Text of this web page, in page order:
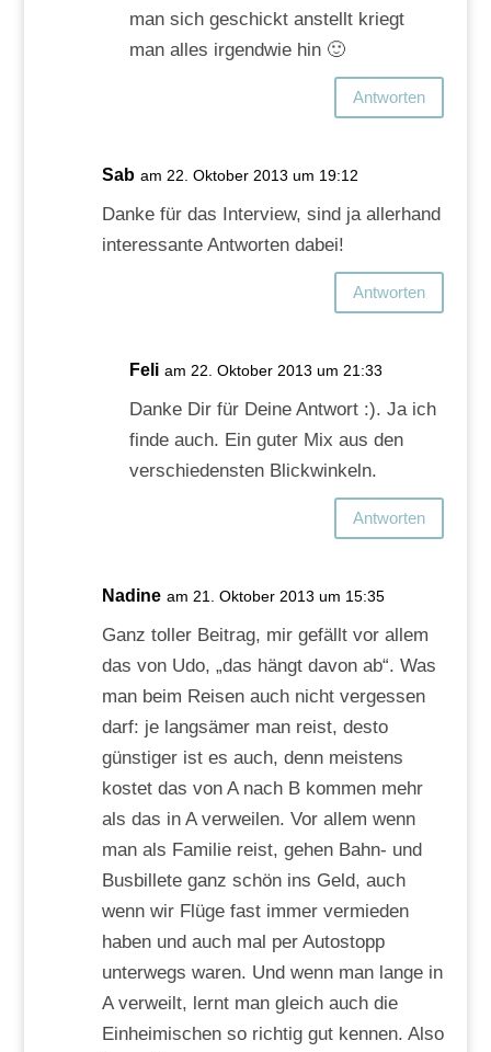
man sich geschickt anstellt kriegt
man alles irgendwie hin 🙂
Antworten
Sab am 22. Oktober 2013 um 19:12
Danke für das Interview, sind ja allerhand
interessante Antworten dabei!
Antworten
Feli am 22. Oktober 2013 um 21:33
Danke Dir für Deine Antwort :). Ja ich
finde auch. Ein guter Mix aus den
verschiedensten Blickwinkeln.
Antworten
Nadine am 21. Oktober 2013 um 15:35
Ganz toller Beitrag, mir gefällt vor allem
das von Udo, „das hängt davon ab“. Was
man beim Reisen auch nicht vergessen
darf: je langsämer man reist, desto
günstiger ist es auch, denn meistens
kostet das von A nach B kommen mehr
als das in A verweilen. Vor allem wenn
man als Familie reist, gehen Bahn- und
Busbillete ganz schön ins Geld, auch
wenn wir Flüge fast immer vermieden
haben und auch mal per Autostopp
unterwegs waren. Und wenn man lange in
A verweilt, lernt man gleich auch die
Einheimischen so richtig gut kennen. Also